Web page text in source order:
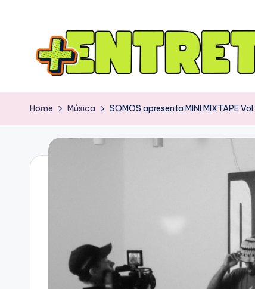
Home Música SOMOS apresenta MINI MIXTAPE